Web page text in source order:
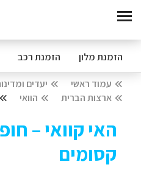
הזמנת מלון הזמנת רכב
עמוד ראשי יעדים
ארצות הברית
הוואי
האי קוואי –
קסומים